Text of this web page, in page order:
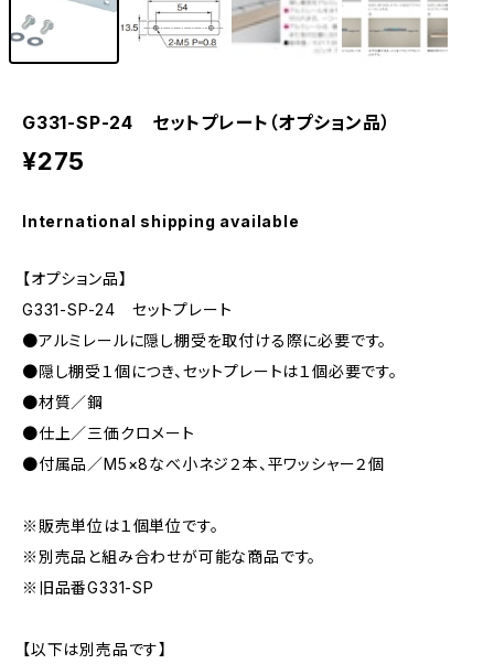
G331-SP-24 セットプレート（オプション品）
¥275
International shipping available
【オプション品】
G331-SP-24 セットプレート
●アルミレールに隠し棚受を取付ける際に必要です。
●隠し棚受１個につき、セットプレートは１個必要です。
●材質／鋼
●仕上／三価クロメート
●付属品／M5×8なべ小ネジ２本、平ワッシャー２個
※販売単位は１個単位です。
※別売品と組み合わせが可能な商品です。
※旧品番G331-SP
【以下は別売品です】